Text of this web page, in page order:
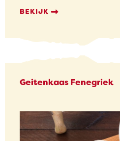
BEKIJK
Geitenkaas Fenegriek